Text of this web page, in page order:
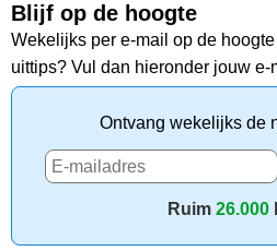
Blijf op de hoogte
Wekelijks per e-mail op de
uittips? Vul dan hieronder jouw e-
Ontvang wekelijks de
Ruim 26.000